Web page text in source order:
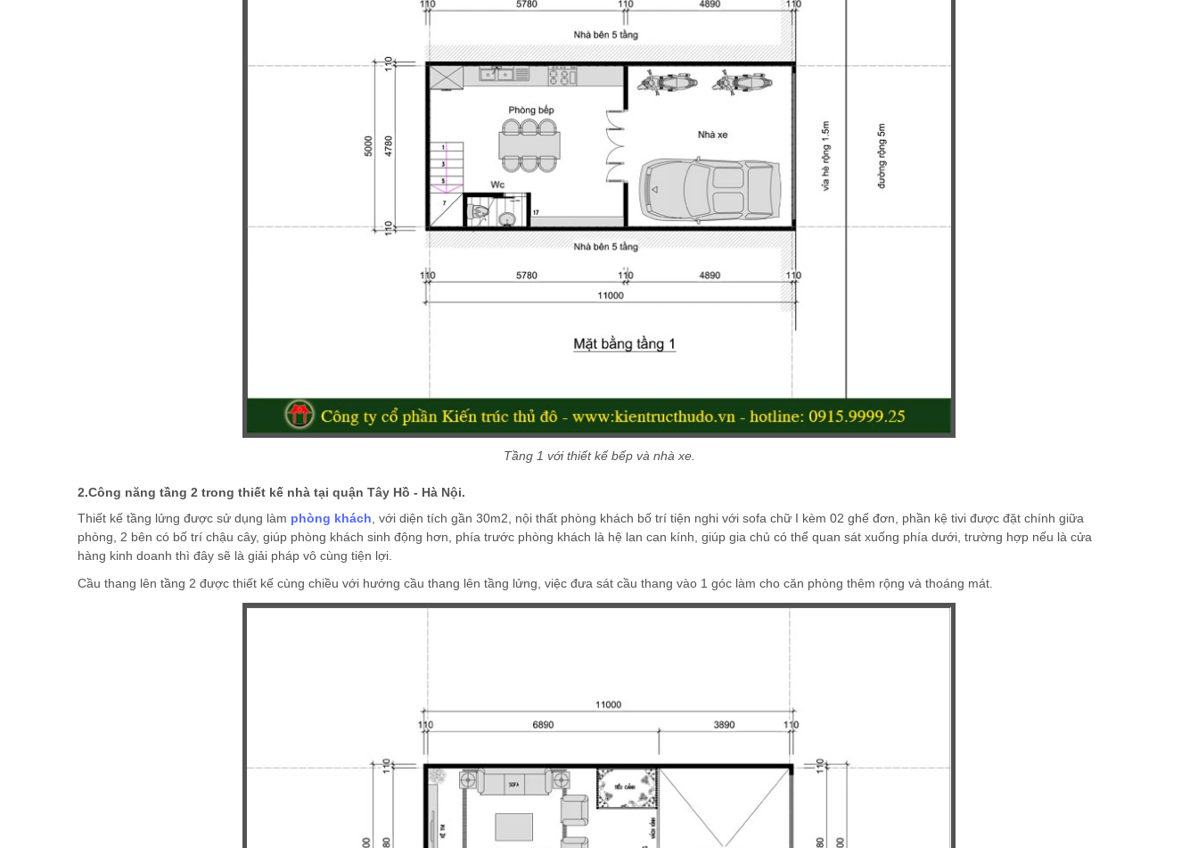
Tầng 1 với thiết kế bếp và nhà xe.
2.Công năng tầng 2 trong thiết kế nhà tại quận Tây Hồ - Hà Nội.
Thiết kế tầng lửng được sử dụng làm phòng khách , với diện tích gần 30m2, nội thất phòng khách bố trí tiện nghi với sofa chữ I kèm 02 ghế đơn, phần kệ tivi được đặt chính giữa
phòng, 2 bên có bố trí chậu cây, giúp phòng khách sinh động hơn, phía trước phòng khách là hệ lan can kính, giúp gia chủ có thể quan sát xuống phía dưới, trường hợp nếu là cửa
hàng kinh doanh thì đây sẽ là giải pháp vô cùng tiện lợi.
Cầu thang lên tầng 2 được thiết kế cùng chiều với hướng cầu thang lên tầng lửng, việc đưa sát cầu thang vào 1 góc làm cho căn phòng thêm rộng và thoáng mát.